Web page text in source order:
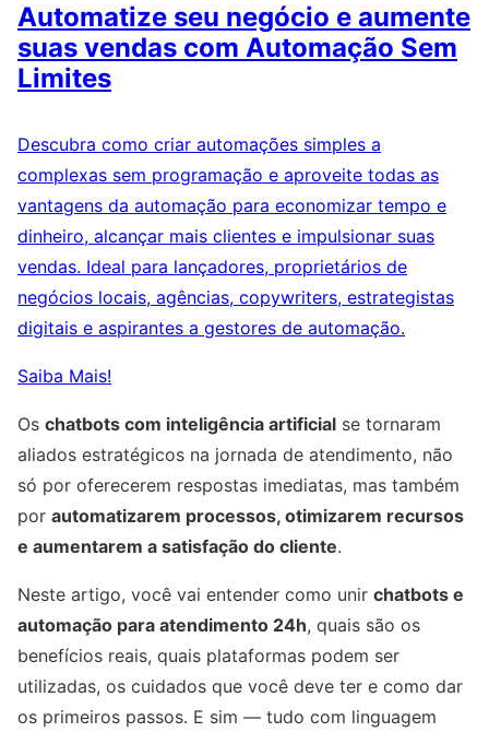
Automatize seu negócio e aumente
suas vendas com Automação Sem
Limites
Descubra como criar automações simples a
complexas sem programação e aproveite todas as
vantagens da automação para economizar tempo e
dinheiro, alcançar mais clientes e impulsionar suas
vendas. Ideal para lançadores, proprietários de
negócios locais, agências, copywriters, estrategistas
digitais e aspirantes a gestores de automação.
Saiba Mais!
Os chatbots com inteligência artificial se tornaram
aliados estratégicos na jornada de atendimento, não
só por oferecerem respostas imediatas, mas também
por automatizarem processos, otimizarem recursos
e aumentarem a satisfação do cliente.
Neste artigo, você vai entender como unir chatbots e
automação para atendimento 24h, quais são os
benefícios reais, quais plataformas podem ser
utilizadas, os cuidados que você deve ter e como dar
os primeiros passos. E sim — tudo com linguagem